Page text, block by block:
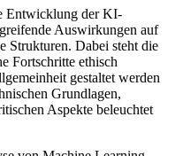
Entwicklung der KI-
Auswirkungen auf
Strukturen. Dabei steht die
Fortschritte ethisch
gestaltet werden
Grundlagen,
Aspekte beleuchtet